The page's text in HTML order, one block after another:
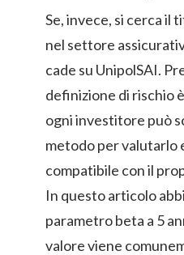
Se, invece, si cerca il
nel settore
cade su UnipolSAI.
definizione di rischio
ogni investitore può
metodo per valutarlo
compatibile con il
In questo articolo
parametro beta a 5
valore viene